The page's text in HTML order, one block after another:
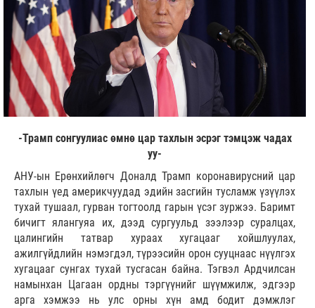
-Трамп сонгуулиас өмнө цар тахлын эсрэг тэмцэж чадах
уу-
АНУ-ын Ерөнхийлөгч Доналд Трамп коронавирусний цар
тахлын үед америкчуудад эдийн засгийн тусламж үзүүлэх
тухай тушаал, гурван тогтоолд гарын үсэг зуржээ. Баримт
бичигт ялангуяа их, дээд сургуульд зээлээр суралцах,
цалингийн татвар хураах хугацааг хойшлуулах,
ажилгүйдлийн нэмэгдэл, түрээсийн орон сууцнаас нүүлгэх
хугацааг сунгах тухай тусгасан байна. Тэгвэл Ардчилсан
намынхан Цагаан ордны тэргүүнийг шүүмжилж, эдгээр
арга хэмжээ нь улс орны хүн амд бодит дэмжлэг